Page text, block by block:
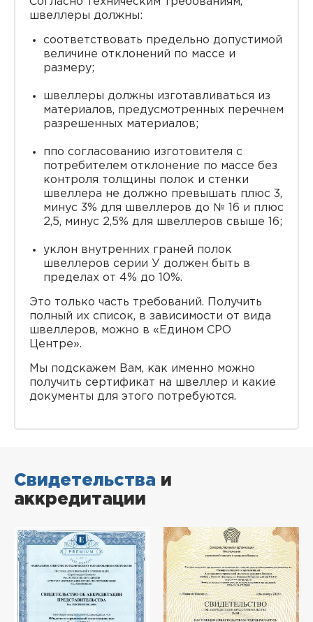
швеллеры должны:
соответствовать предельно допустимой
величине отклонений по массе и
размеру;
швеллеры должны изготавливаться из
материалов, предусмотренных перечнем
разрешенных материалов;
ппо согласованию изготовителя с
потребителем отклонение по массе без
контроля толщины полок и стенки
швеллера не должно превышать плюс 3,
минус 3% для швеллеров до № 16 и плюс
2,5, минус 2,5% для швеллеров свыше 16;
уклон внутренних граней полок
швеллеров серии У должен быть в
пределах от 4% до 10%.
Это только часть требований. Получить
полный их список, в зависимости от вида
швеллеров, можно в «Едином СРО
Центре».
Мы подскажем Вам, как именно можно
получить сертификат на швеллер и какие
документы для этого потребуются.
Свидетельства и
аккредитации